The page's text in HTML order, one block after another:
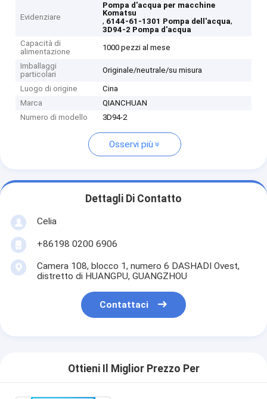
Evidenziare
Pompa d'acqua per macchine
Komatsu
, 6144-61-1301 Pompa dell'acqua,
3D94-2 Pompa d'acqua
Capacità di
alimentazione
1000 pezzi al mese
Imballaggi
particolari
Originale/neutrale/su misura
Luogo di origine
Cina
Marca
QIANCHUAN
Numero di modello
3D94-2
Osservi più
Dettagli Di Contatto
Celia
+86198 0200 6906
Camera 108, blocco 1, numero 6 DASHADI Ovest,
distretto di HUANGPU, GUANGZHOU
Contattaci
Ottieni Il Miglior Prezzo Per